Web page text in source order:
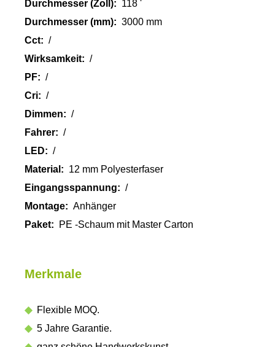
Durchmesser (Zoll): 118 '
Durchmesser (mm): 3000 mm
Cct: /
Wirksamkeit: /
PF: /
Cri: /
Dimmen: /
Fahrer: /
LED: /
Material: 12 mm Polyesterfaser
Eingangsspannung: /
Montage: Anhänger
Paket:
PE -Schaum mit Master Carton
Merkmale
◆ Flexible MOQ.
◆ 5 Jahre Garantie.